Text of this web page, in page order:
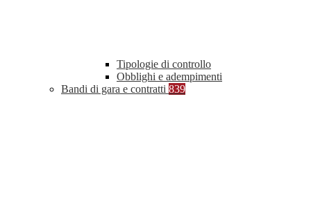
Tipologie di controllo
Obblighi e adempimenti
Bandi di gara e contratti 839